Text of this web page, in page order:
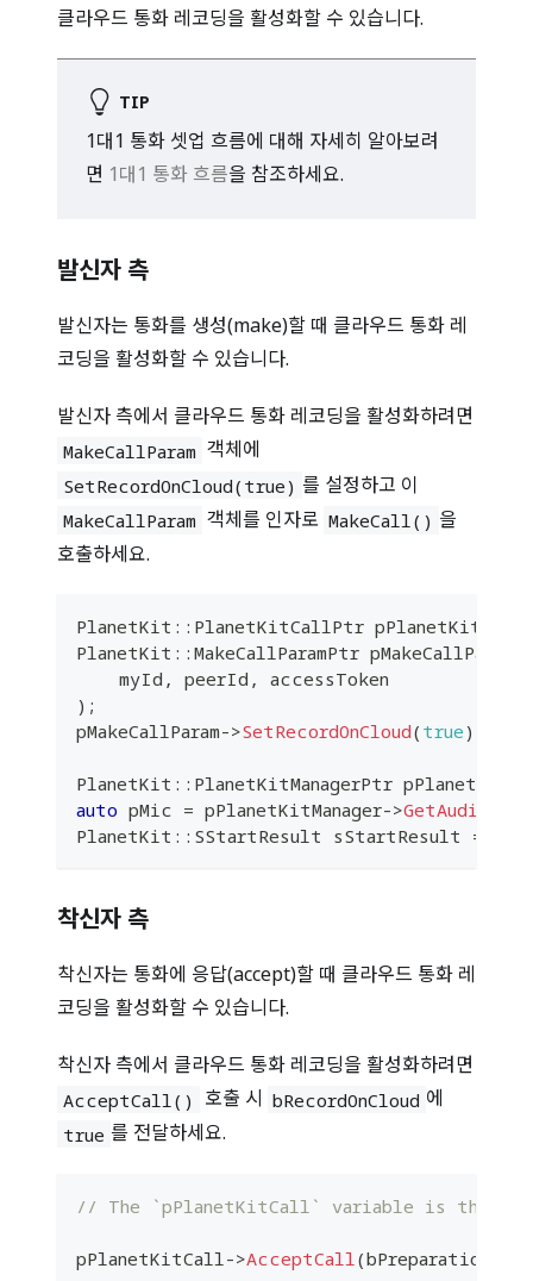
클라우드 통화 레코딩을 활성화할 수 있습니다.
TIP
1대1 통화 셋업 흐름에 대해 자세히 알아보려
면 1대1 통화 흐름을 참조하세요.
발신자 측
발신자는 통화를 생성(make)할 때 클라우드 통화 레
코딩을 활성화할 수 있습니다.
발신자 측에서 클라우드 통화 레코딩을 활성화하려면
MakeCallParam 객체에
SetRecordOnCloud(true) 를 설정하고 이
MakeCallParam 객체를 인자로 MakeCall() 을
호출하세요.
PlanetKit :: PlanetKitCallPtr pPlanetKitCall
PlanetKit :: MakeCallParamPtr pMakeCallParam
    myId
, peerId , accessToken
) ;
pMakeCallParam->SetRecordOnCloud( true)
PlanetKit :: PlanetKitManagerPtr
auto pMic = pPlanetKitManager->
PlanetKit :: SStartResult sStartResult =
착신자 측
착신자는 통화에 응답(accept)할 때 클라우드 통화 레
코딩을 활성화할 수 있습니다.
착신자 측에서 클라우드 통화 레코딩을 활성화하려면
AcceptCall() 호출 시 bRecordOnCloud 에
true 를 전달하세요.
// The `pPlanetKitCall` variable is the
pPlanetKitCall->AcceptCall(bPreparation